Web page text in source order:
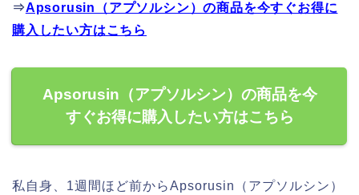
⇒Apsorusin（アプソルシン）の商品を今すぐお得に
購入したい方はこちら
Apsorusin（アプソルシン）の商品を今
すぐお得に購入したい方はこちら
私自身、1週間ほど前からApsorusin（アプソルシン）